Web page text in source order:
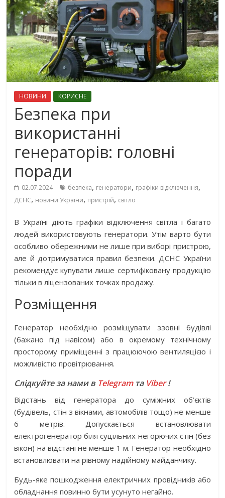
НОВИНИ КОРИСНЕ
Безпека при
використанні
генераторів: головні
поради
02.07.2024 безпека, генератори, графіки відключення,
ДСНС, новини України, пристрій, світло
В Україні діють графіки відключення світла і багато
людей використовують генератори. Утім варто бути
особливо обережними не лише при виборі пристрою,
але й дотримуватися правил безпеки. ДСНС України
рекомендує купувати лише сертифіковану продукцію
тільки в ліцензованих точках продажу.
Розміщення
Генератор необхідно розміщувати ззовні будівлі
(бажано під навісом) або в окремому технічному
просторому приміщенні з працюючою вентиляцією і
можливістю провітрювання.
Слідкуйте за нами в Telegramта Viber!
Відстань від генератора до суміжних об’єктів
(будівель, стін з вікнами, автомобілів тощо) не менше
6 метрів. Допускається встановлювати
електрогенератор біля суцільних негорючих стін (без
вікон) на відстані не менше 1 м. Генератор необхідно
встановлювати на рівному надійному майданчику.
Будь-яке пошкодження електричних провідників або
обладнання повинно бути усунуто негайно.